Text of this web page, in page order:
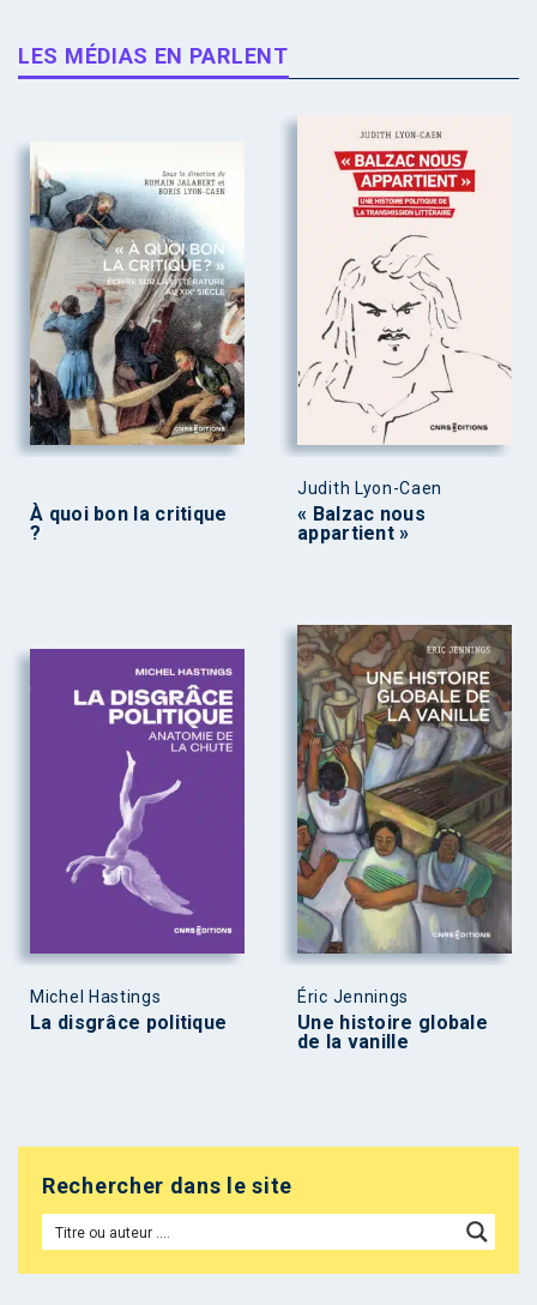
LES MÉDIAS EN PARLENT
À quoi bon la critique
?
Judith Lyon-Caen
« Balzac nous
appartient »
Michel Hastings
La disgrâce politique
Éric Jennings
Une histoire globale
de la vanille
Rechercher dans le site